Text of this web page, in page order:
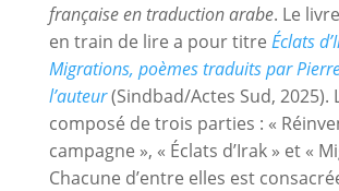
française en traduction arabe. Le
en train de lire a pour titre Éclats
Migrations, poèmes traduits par
l’auteur(Sindbad/Actes Sud, 2025).
composé de trois parties : «
campagne », « Éclats d’Irak » et «
Chacune d’entre elles est